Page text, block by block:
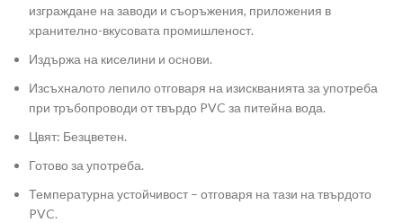
изграждане на заводи и съоръжения, приложения в
хранително-вкусовата промишленост.
Издържа на киселини и основи.
Изсъхналото лепило отговаря на изискванията за употреба
при тръбопроводи от твърдо PVC за питейна вода.
Цвят: Безцветен.
Готово за употреба.
Температурна устойчивост – отговаря на тази на твърдото
PVC.